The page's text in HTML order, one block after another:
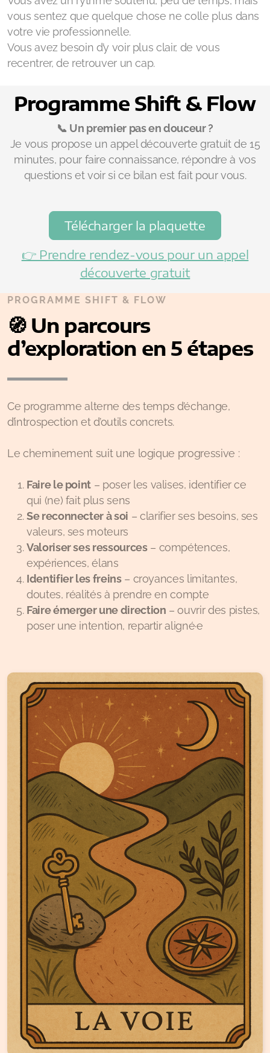
vous sentez que quelque chose ne colle plus dans
votre vie professionnelle.
Vous avez besoin d’y voir plus clair, de vous
recentrer, de retrouver un cap.
Programme Shift & Flow
📞 Un premier pas en douceur ?
Je vous propose un appel découverte gratuit de 15
minutes, pour faire connaissance, répondre à vos
questions et voir si ce bilan est fait pour vous.
Télécharger la plaquette
👉 Prendre rendez-vous pour un appel
découverte gratuit
PROGRAMME SHIFT & FLOW
🧭 Un parcours
d’exploration en 5 étapes
Ce programme alterne des temps d’échange,
d’introspection et d’outils concrets.
Le cheminement suit une logique progressive :
Faire le point – poser les valises, identifier ce
qui (ne) fait plus sens
Se reconnecter à soi – clarifier ses besoins, ses
valeurs, ses moteurs
Valoriser ses ressources– compétences,
expériences, élans
Identifier les freins– croyances limitantes,
doutes, réalités à prendre en compte
Faire émerger une direction – ouvrir des pistes,
poser une intention, repartir aligné·e